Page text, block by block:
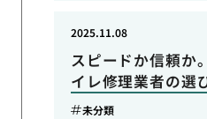
スピードか信頼か
イレ修理業者の選
2025.11.08
未分類